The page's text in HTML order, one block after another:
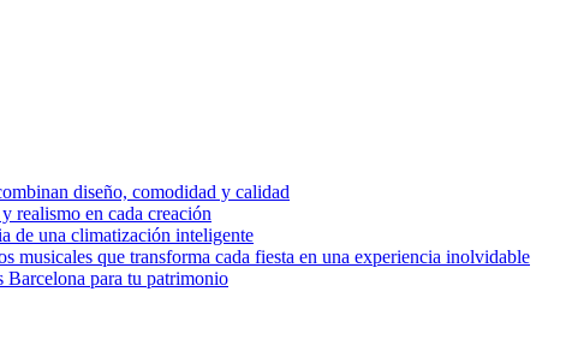
diseño, comodidad y calidad
realismo en cada creación
de una climatización inteligente
musicales que transforma cada fiesta en una experiencia inolvidable
para tu patrimonio